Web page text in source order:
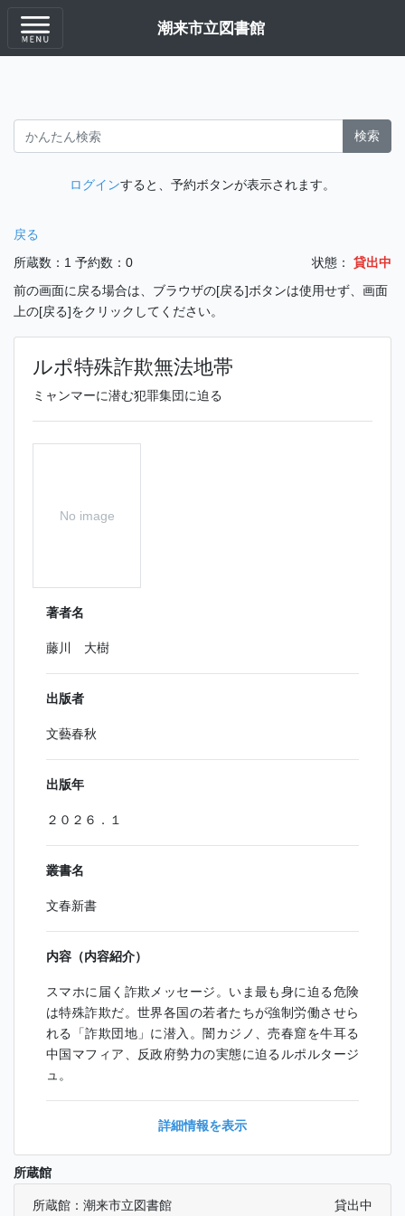
潮来市立図書館
検索
ログインすると、予約ボタンが表示されます。
戻る
所蔵数：1 予約数：0 状態：
貸出中
前の画面に戻る場合は、ブラウザの[戻る]ボタンは使用せず、画面
上の[戻る]をクリックしてください。
ルポ特殊詐欺無法地帯
ミャンマーに潜む犯罪集団に迫る
No image
著者名
藤川 大樹
出版者
文藝春秋
出版年
２０２６．１
叢書名
文春新書
内容（内容紹介）
スマホに届く詐欺メッセージ。いま最も身に迫る危険
は特殊詐欺だ。世界各国の若者たちが強制労働させら
れる「詐欺団地」に潜入。闇カジノ、売春窟を牛耳る
中国マフィア、反政府勢力の実態に迫るルポルタージ
ュ。
詳細情報を表示
所蔵館
所蔵館：潮来市立図書館 貸出中